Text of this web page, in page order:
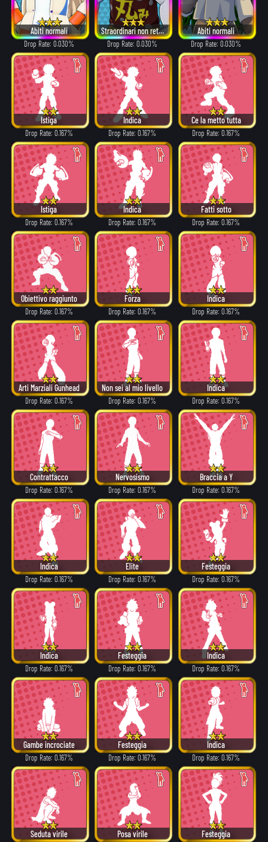
Abiti normali
Drop Rate: 0.030%
Straordinari non retribuiti
Drop Rate: 0.030%
Abiti normali
Drop Rate: 0.030%
Istiga
Drop Rate: 0.167%
Indica
Drop Rate: 0.167%
Ce la metto tutta
Drop Rate: 0.167%
Istiga
Drop Rate: 0.167%
Indica
Drop Rate: 0.167%
Fatti sotto
Drop Rate: 0.167%
Obiettivo raggiunto
Drop Rate: 0.167%
Forza
Drop Rate: 0.167%
Indica
Drop Rate: 0.167%
Arti Marziali Gunhead
Drop Rate: 0.167%
Non sei al mio livello
Drop Rate: 0.167%
Indica
Drop Rate: 0.167%
Contrattacco
Drop Rate: 0.167%
Nervosismo
Drop Rate: 0.167%
Braccia a Y
Drop Rate: 0.167%
Indica
Drop Rate: 0.167%
Élite
Drop Rate: 0.167%
Festeggia
Drop Rate: 0.167%
Indica
Drop Rate: 0.167%
Festeggia
Drop Rate: 0.167%
Indica
Drop Rate: 0.167%
Gambe incrociate
Drop Rate: 0.167%
Festeggia
Drop Rate: 0.167%
Indica
Drop Rate: 0.167%
Seduta virile Posa virile Festeggia